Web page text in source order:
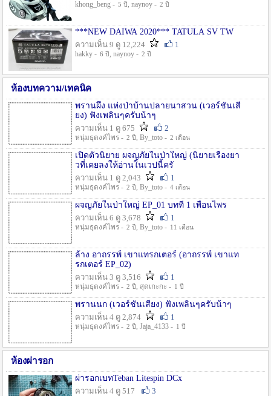
khong_beng - 5 ปี , naynoy - 2 ปี
***NEW DAIWA 2020*** TATULA SV TW
ความเห็น 9 ดู 12,224
1
hakky - 6 ปี , naynoy - 2 ปี
ห้องบทความ/เทคนิค
พรานผึ้ง แห่งป่าบ้านปลายนาสวน (เวอร์ชั่นเสี
ยง) ฟังเพลินๆครับน้าๆ
ความเห็น 1 ดู 675
2
หนุ่มธุดงค์ไพร - 2 ปี , By_toto - 2 เดือน
เปิดตัวนิยาย ผจญภัยในป่าใหญ่ (นิยายเรื่องยา
วที่เคยลงให้อ่านในเวปนี้ครั
ความเห็น 1 ดู 2,043
1
หนุ่มธุดงค์ไพร - 2 ปี , By_toto - 4 เดือน
ผจญภัยในป่าใหญ่ EP_01 บทที่ 1 เพื่อนไพร
ความเห็น 6 ดู 3,678
1
หนุ่มธุดงค์ไพร - 2 ปี , By_toto - 11 เดือน
ล้าง อาถรรพ์ เขาแทรกเตอร์ (อาถรรพ์ เขาแท
รกเตอร์ EP_02)
ความเห็น 3 ดู 3,516
1
หนุ่มธุดงค์ไพร - 2 ปี , สุดเกะกะ - 1 ปี
พรานนก (เวอร์ชั่นเสียง) ฟังเพลินๆครับน้าๆ
ความเห็น 4 ดู 2,874
1
หนุ่มธุดงค์ไพร - 2 ปี , Jaja_4133 - 1 ปี
ห้องผ่ารอก
ผ่ารอกเบทTeban Litespin DCx
ความเห็น 4 ดู 517
3